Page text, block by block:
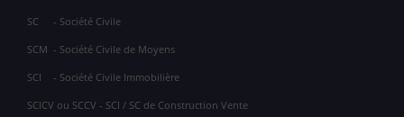
SC - Société Civile
SCM - Société Civile de Moyens
SCI - Société Civile Immobilière
SCICV ou SCCV - SCI / SC de Construction Vente